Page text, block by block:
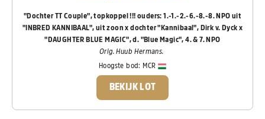
"Dochter TT Couple", topkoppel !!! ouders: 1.-1.-2.-6.-8.-8. NPO uit
"INBRED KANNIBAAL", uit zoon x dochter "Kannibaal", Dirk v. Dyck x
"DAUGHTER BLUE MAGIC", d. "Blue Magic", 4. & 7. NPO
Orig. Huub Hermans.
Hoogste bod:MCR
BEKIJK LOT